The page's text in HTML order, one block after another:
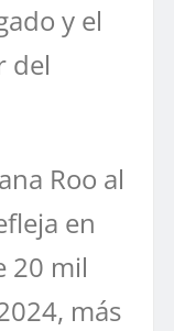
y el
del
Roo al
en
20 mil
más